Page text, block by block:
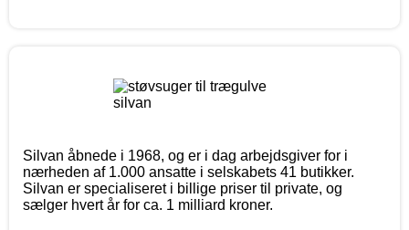
Silvan åbnede i 1968, og er i dag arbejdsgiver for i
nærheden af 1.000 ansatte i selskabets 41 butikker.
Silvan er specialiseret i billige priser til private, og
sælger hvert år for ca. 1 milliard kroner.